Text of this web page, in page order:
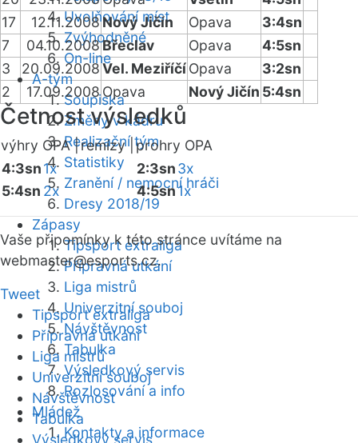
Uvolňování míst
Zvýhodněné
On-line
A-tým
Soupiska
Změny v kádru
Realizační tým
Statistiky
Zranění / nemocní hráči
Dresy 2018/19
Zápasy
Tipsport extraliga
Přípravná utkání
Liga mistrů
Univerzitní souboj
Návštěvnost
Tabulka
Výsledkový servis
Rozlosování a info
Mládež
Kontakty a informace
17
12.11.2008 Nový Jičín Opava
3:4sn
7
04.10.2008Břeclav Opava
4:5sn
3
20.09.2008Vel. MeziříčíOpava
3:2sn
2
17.09.2008Opava Nový Jičín 5:4sn
Četnost výsledků
výhry OPA |remízy | prohry OPA
4:3sn1x
5:4sn 2x
2:3sn3x
4:5sn1x
Vaše připomínky k této stránce uvítáme na
webmaster@esports.cz.
Tweet
Tipsport extraliga
Přípravná utkání
Liga mistrů
Univerzitní souboj
Návštěvnost
Tabulka
Výsledkový servis